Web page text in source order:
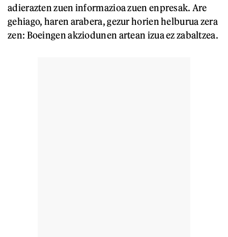
adierazten zuen informazioa zuen enpresak. Are
gehiago, haren arabera, gezur horien helburua zera
zen: Boeingen akziodunen artean izua ez zabaltzea.